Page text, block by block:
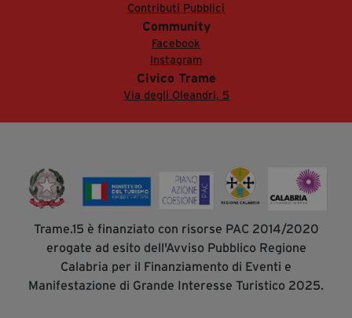
Contributi Pubblici
Community
Facebook
Instagram
Civico Trame
Via degli Oleandri, 5
Trame.15 è finanziato con risorse PAC 2014/2020
erogate ad esito dell'Avviso Pubblico Regione
Calabria per il Finanziamento di Eventi e
Manifestazione di Grande Interesse Turistico 2025.